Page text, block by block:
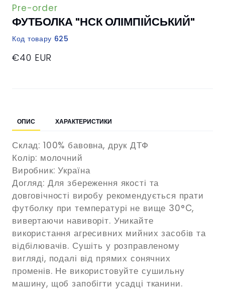
Pre-order
ФУТБОЛКА "НСК ОЛІМПІЙСЬКИЙ"
Код товару 625
€40 EUR
ОПИС ХАРАКТЕРИСТИКИ
Склад: 100% бавовна, друк ДТФ
Колір: молочний
Виробник: Україна
Догляд: Для збереження якості та
довговічності виробу рекомендується прати
футболку при температурі не вище 30°C,
вивертаючи навиворіт. Уникайте
використання агресивних мийних засобів та
відбілювачів. Сушіть у розправленому
вигляді, подалі від прямих сонячних
променів. Не використовуйте сушильну
машину, щоб запобігти усадці тканини.